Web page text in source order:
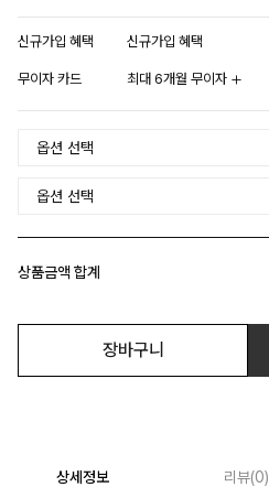
신규가입 혜택 신규가입 혜택
무이자 카드 최대 6개월 무이자
상품금액 합계
장바구니
상세정보 리뷰(0)